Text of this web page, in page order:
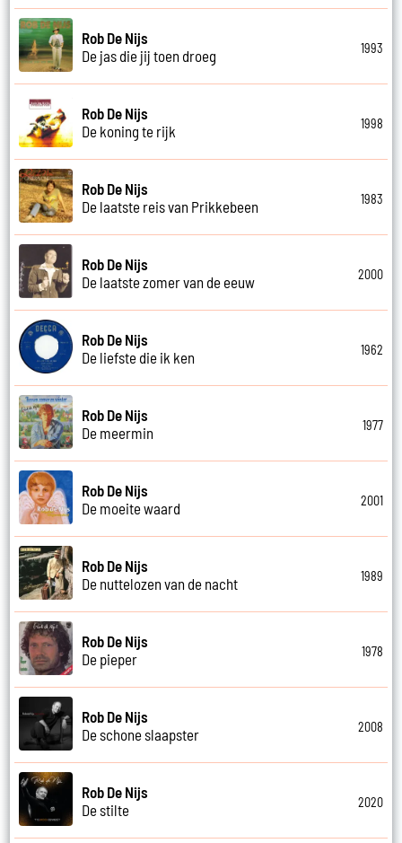
Rob De Nijs
De jas die jij toen droeg
1993
Rob De Nijs
De koning te rijk
1998
Rob De Nijs
De laatste reis van Prikkebeen
1983
Rob De Nijs
De laatste zomer van de eeuw
2000
Rob De Nijs
De liefste die ik ken
1962
Rob De Nijs
De meermin
1977
Rob De Nijs
De moeite waard
2001
Rob De Nijs
De nuttelozen van de nacht
1989
Rob De Nijs
De pieper
1978
Rob De Nijs
De schone slaapster
2008
Rob De Nijs
De stilte
2020